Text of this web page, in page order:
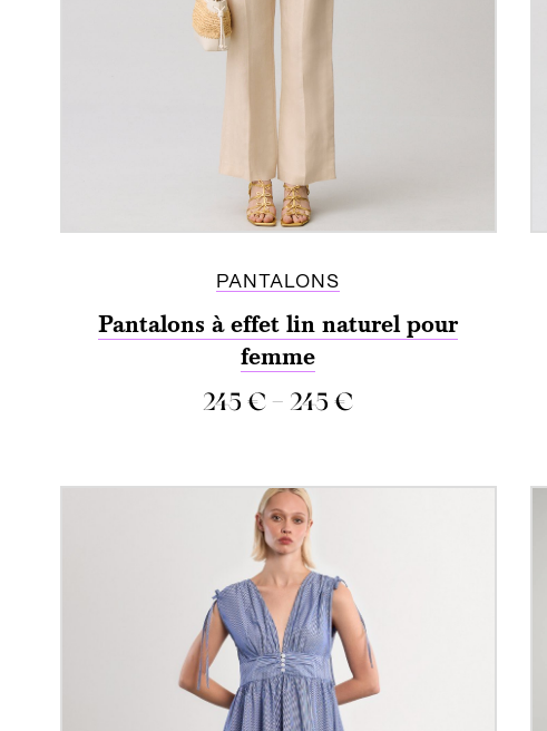
PANTALONS
Pantalons à effet lin naturel pour
femme
245 € – 245 €
COMPARER